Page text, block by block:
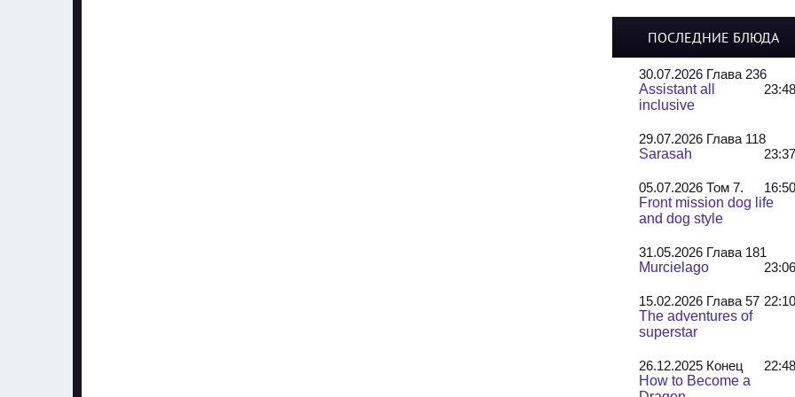
ПОСЛЕДНИЕ БЛЮДА
30.07.2026 Глава 236
23:48
Assistant all
inclusive
29.07.2026 Глава 118
23:37
Sarasah
05.07.2026 Том 7.
16:50
Front mission dog life
and dog style
31.05.2026 Глава 181
23:06
Murcielago
15.02.2026 Глава 57 22:10
The adventures of
superstar
26.12.2025 Конец
22:48
How to Become a